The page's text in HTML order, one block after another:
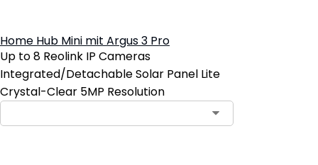
Home Hub Mini mit Argus 3 Pro
Up to 8 Reolink IP Cameras
Integrated/Detachable Solar Panel Lite
Crystal-Clear 5MP Resolution